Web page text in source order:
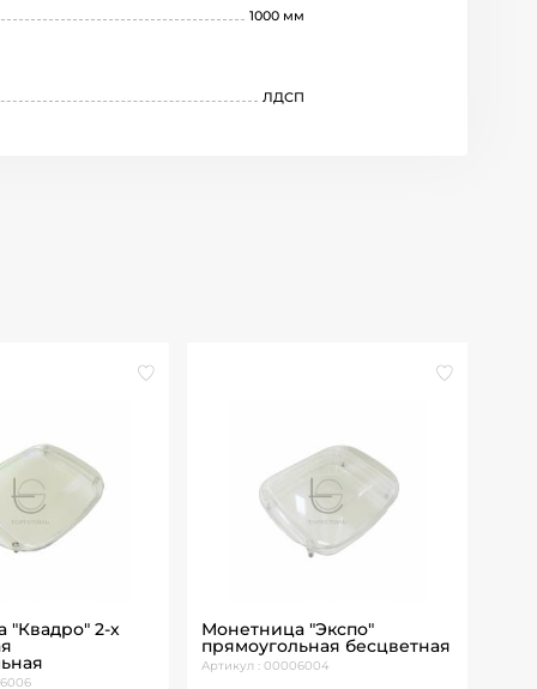
1000 мм
ЛДСП
"Квадро" 2-х
Монетница "Экспо"
прямоугольная бесцветная
Артикул : 00006004